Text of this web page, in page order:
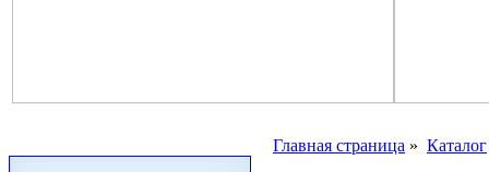
Главная страница » Каталог